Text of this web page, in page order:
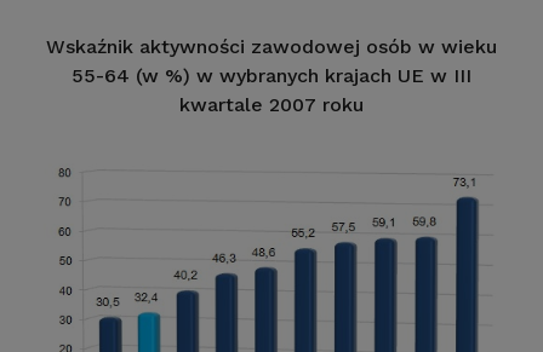
Wskaźnik aktywności zawodowej osób w wieku
55-64 (w %) w wybranych krajach UE w III
kwartale 2007 roku